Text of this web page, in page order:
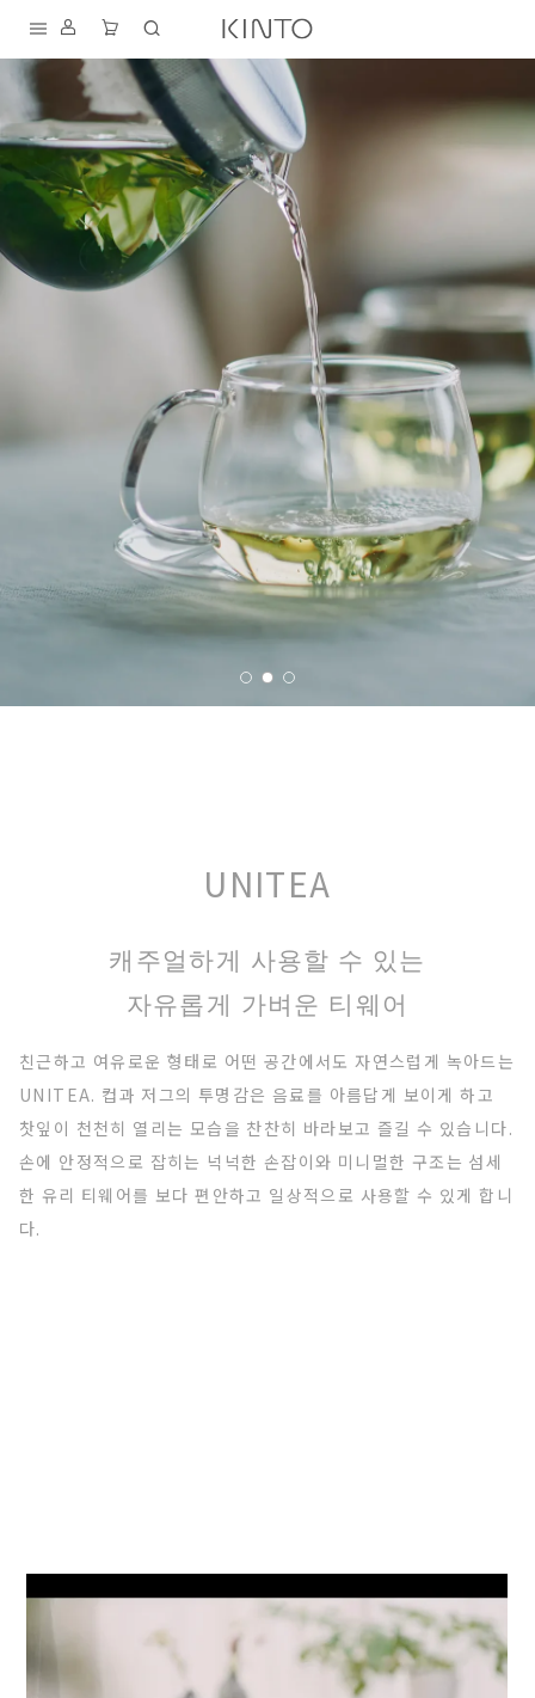
너
뛰
기
UNITEA
캐주얼하게 사용할 수 있는
자유롭게 가벼운 티웨어
친근하고 여유로운 형태로 어떤 공간에서도 자연스럽게 녹아드는
UNITEA. 컵과 저그의 투명감은 음료를 아름답게 보이게 하고
찻잎이 천천히 열리는 모습을 찬찬히 바라보고 즐길 수 있습니다.
손에 안정적으로 잡히는 넉넉한 손잡이와 미니멀한 구조는 섬세
한 유리 티웨어를 보다 편안하고 일상적으로 사용할 수 있게 합니
다.